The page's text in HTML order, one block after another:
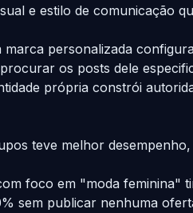
e estilo de comunicação
personalizada
os posts dele
própria constrói
teve melhor
foco em "moda feminina"
sem publicar nenhuma